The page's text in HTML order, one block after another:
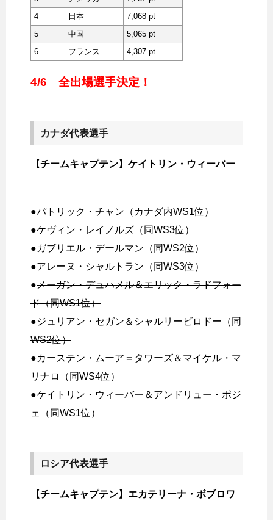
4
日本
7,068 pt
5
中国
5,065 pt
6
フランス 4,307 pt
4/6 全出場選手決定！
カナダ代表選手
【チームキャプテン】ケイトリン・ウィーバー
●パトリック・チャン（カナダ内WS1位）
●ケヴィン・レイノルズ（同WS3位）
●ガブリエル・デールマン（同WS2位）
●アレーヌ・シャルトラン（同WS3位）
●メーガン・デュハメル＆エリック・ラドフォー
ド（同WS1位）
●ジュリアン・セガン＆シャルリービロドー（同
WS2位）
●カーステン・ムーア＝タワーズ＆マイケル・マ
リナロ（同WS4位）
●ケイトリン・ウィーバー＆アンドリュー・ポジ
ェ（同WS1位）
ロシア代表選手
【チームキャプテン】エカテリーナ・ボブロワ